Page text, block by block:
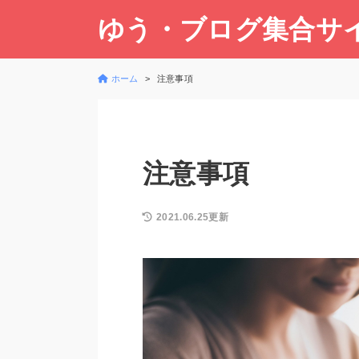
ゆう・ブログ集合サ
ホーム 注意事項
注意事項
2021.06.25更新